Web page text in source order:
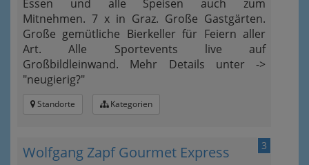
Essen und alle Speisen auch zum
Mitnehmen. 7 x in Graz. Große Gastgärten.
Große gemütliche Bierkeller für Feiern aller
Art. Alle Sportevents live auf
Großbildleinwand. Mehr Details unter ->
"neugierig?"
Standorte Kategorien
3
Wolfgang Zapf Gourmet Express